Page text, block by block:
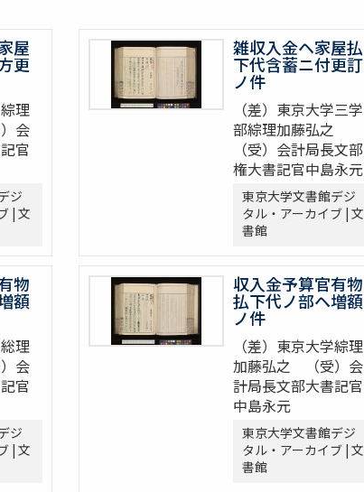
屋
更
理
会
官
ジ
| 文
雑収入金ヘ家屋払
下代含蓄ニ付更訂
ノ件
（差）東京大学三学
部綜理加藤弘之
（受）会計局長文部
権大書記官中島永元
東京大学文書館デジ
タル・アーカイブ | 文
書館
物
額
理
会
官
ジ
| 文
収入金予算官有物
払下代ノ部ヘ増額
ノ件
（差）東京大学綜理
加藤弘之 （受）会
計局長文部大書記官
中島永元
東京大学文書館デジ
タル・アーカイブ | 文
書館